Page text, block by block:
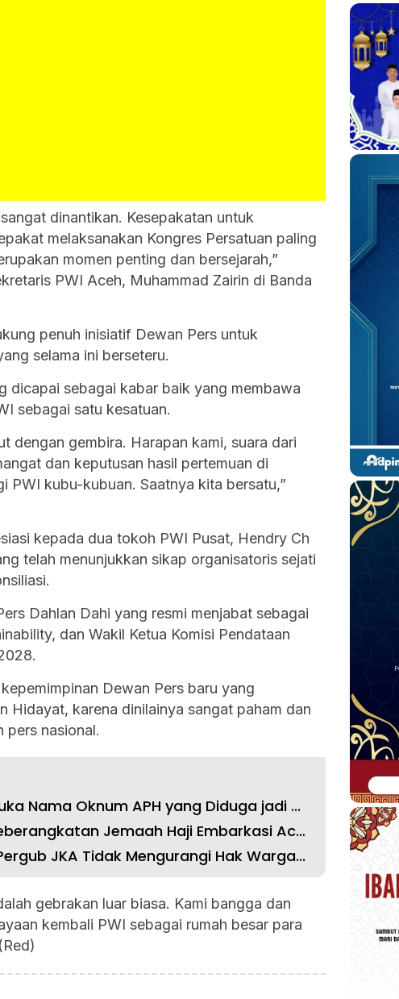
dinantikan. Kesepakatan untuk
melaksanakan Kongres Persatuan paling
momen penting dan bersejarah,”
PWI Aceh, Muhammad Zairin di Banda
penuh inisiatif Dewan Pers untuk
selama ini berseteru.
dicapai sebagai kabar baik yang membawa
sebagai satu kesatuan.
dengan gembira. Harapan kami, suara dari
dan keputusan hasil pertemuan di
PWI kubu-kubuan. Saatnya kita bersatu,”
kepada dua tokoh PWI Pusat, Hendry Ch
telah menunjukkan sikap organisatoris sejati
Dahlan Dahi yang resmi menjabat sebagai
dan Wakil Ketua Komisi Pendataan
Dewan Pers baru yang
Hidayat, karena dinilainya sangat paham dan
pers nasional.
Nama Oknum APH yang Diduga jadi ...
Pemko Langsa Lepas Keberangkatan Jemaah Haji Embarkasi Aceh
JKA Tidak Mengurangi Hak Warga...
gebrakan luar biasa. Kami bangga dan
kembali PWI sebagai rumah besar para